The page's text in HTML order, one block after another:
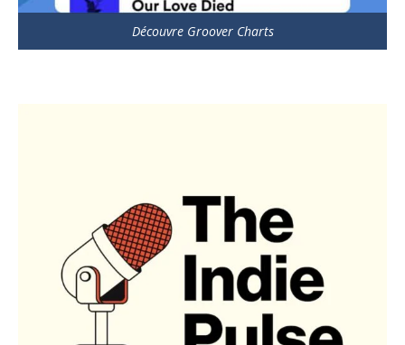
Découvre Groover Charts